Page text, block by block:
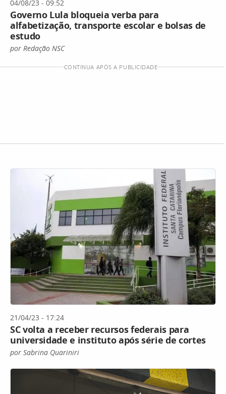
04/08/23 - 09:52
Governo Lula bloqueia verba para
alfabetização, transporte escolar e bolsas de
estudo
por Redação NSC
CONTINUA APÓS A PUBLICIDADE
21/04/23 - 17:24
SC volta a receber recursos federais para
universidade e instituto após série de cortes
por Sabrina Quariniri